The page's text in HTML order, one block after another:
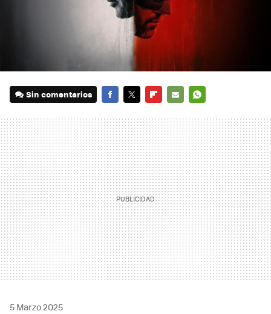
Sin comentarios
MAIL
5 Marzo 2025